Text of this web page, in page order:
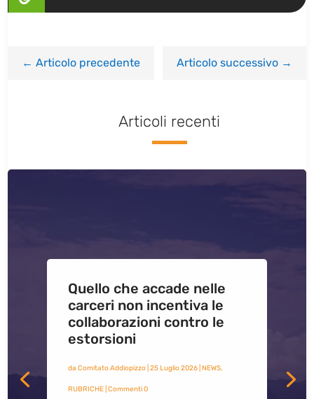
←Articolo precedente Articolo successivo→
Articoli recenti
Quello che accade nelle
carceri non incentiva le
collaborazioni contro le
estorsioni
da Comitato Addiopizzo| 25 Luglio 2026| NEWS,
RUBRICHE| Commenti 0